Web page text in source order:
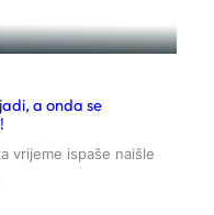
a onda se
vrijeme ispaše naišle